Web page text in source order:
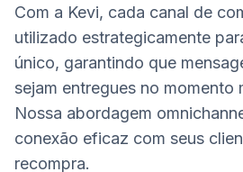
Com a Kevi, cada canal de
utilizado estrategicamente
único, garantindo que
sejam entregues no momento
Nossa abordagem
conexão eficaz com seus
recompra.